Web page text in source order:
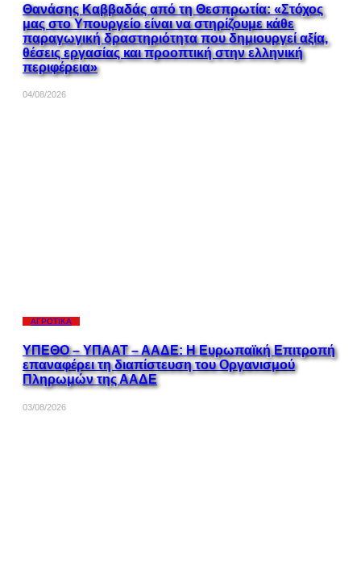
Θανάσης Καββαδάς από τη Θεσπρωτία: «Στόχος
μας στο Υπουργείο είναι να στηρίζουμε κάθε
παραγωγική δραστηριότητα που δημιουργεί αξία,
θέσεις εργασίας και προοπτική στην ελληνική
περιφέρεια»
04/08/2026
ΑΓΡΟΤΙΚΆ
ΥΠΕΘΟ – ΥΠΑΑΤ – ΑΑΔΕ: H Ευρωπαϊκή Επιτροπή
επαναφέρει τη διαπίστευση του Οργανισμού
Πληρωμών της ΑΑΔΕ
03/08/2026